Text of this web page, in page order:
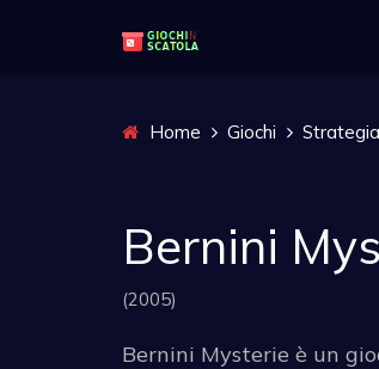
Home Giochi
Bernini
(2005)
Bernini Mysterie è un